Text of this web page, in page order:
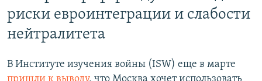
риски евроинтеграции и слабости
нейтралитета
В Институте изучения войны (ISW) еще в марте
пришли к выводу, что Москва хочет использовать